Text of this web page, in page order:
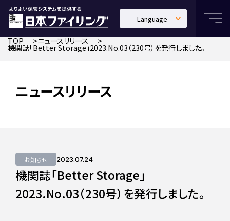
Language
日本語
TOP ニュースリリース
機関誌「Better Storage」2023.No.03（230号）を発行しました。
ニュースリリース
お知らせ 2023.07.24
機関誌「Better Storage」
2023.No.03（230号）を発行しました。